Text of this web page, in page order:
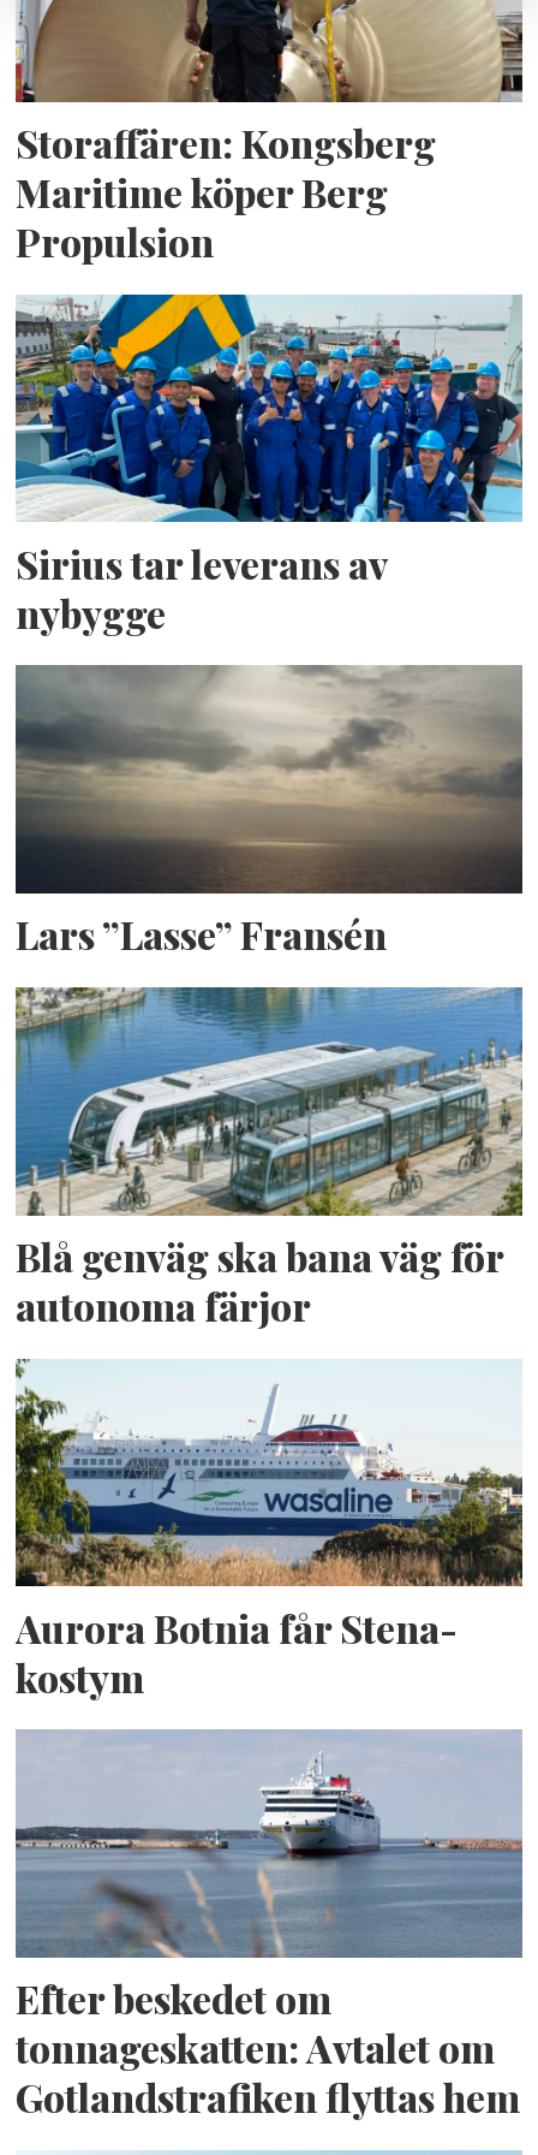
Storaffären: Kongsberg
Maritime köper Berg
Propulsion
Sirius tar leverans av
nybygge
Lars ”Lasse” Fransén
Blå genväg ska bana väg för
autonoma färjor
Aurora Botnia får Stena-
kostym
Efter beskedet om
tonnageskatten: Avtalet om
Gotlandstrafiken flyttas hem